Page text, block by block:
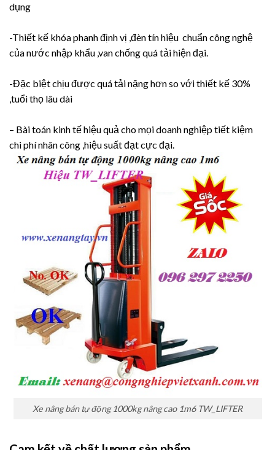
dụng
-Thiết kế khóa phanh định vị ,đèn tín hiệu chuẩn công nghệ
của nước nhập khẩu ,van chống quá tải hiện đại.
-Đặc biệt chịu được quá tải nặng hơn so với thiết kế 30%
,tuổi thọ lâu dài
– Bài toán kinh tế hiệu quả cho mọi doanh nghiệp tiết kiệm
chi phí nhân công ,hiệu suất đạt cực đại.
Xe nâng bán tự động 1000kg nâng cao 1m6 TW_LIFTER